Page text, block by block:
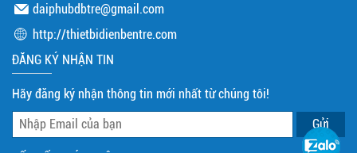
daiphubdbtre@gmail.com
http://thietbidienbentre.com
ĐĂNG KÝ NHẬN TIN
Hãy đăng ký nhận thông tin mới nhất từ chúng tôi!